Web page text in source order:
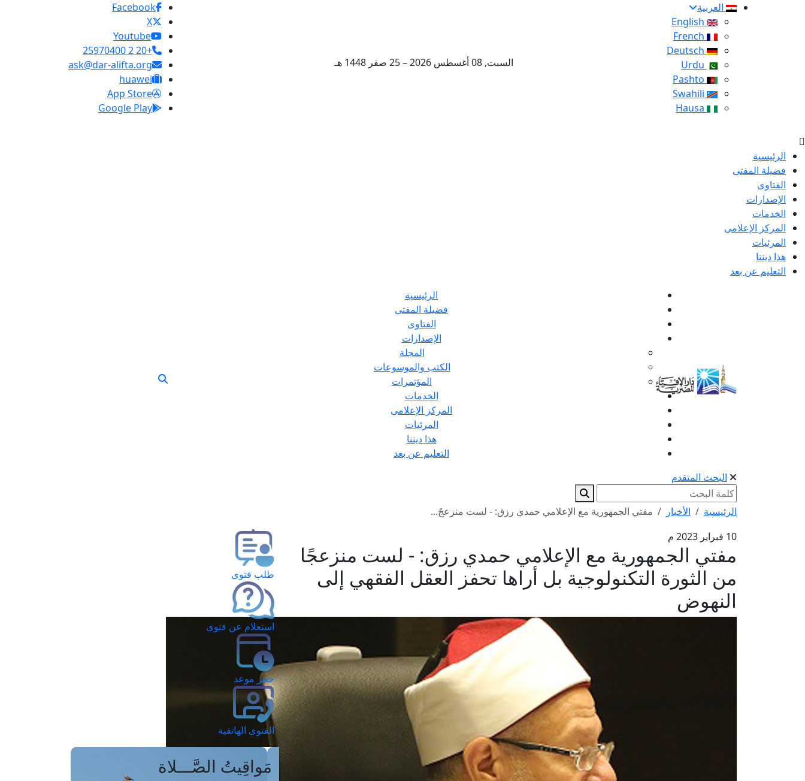
العربية
السبت, 08 أغسطس 2026 – 25 صفر 1448 هـ
Facebook
X
Youtube
+20 2 25970400
ask@dar-alifta.org
huawei
App Store
Google Play
الرئيسية
فضيلة المفتى
الفتاوى
الإصدارات
الخدمات
المركز الإعلامى
المرئيات
هذا ديننا
التعليم عن بعد
الرئيسية
فضيلة المفتى
الفتاوى
الإصدارات
المجلة
الكتب والموسوعات
المؤتمرات
الخدمات
المركز الإعلامى
المرئيات
هذا ديننا
التعليم عن بعد
البحث المتقدم
الرئيسية الأخبار
مفتي الجمهورية مع الإعلامي حمدي رزق: - لست منزعجً...
10 فبراير 2023 م
مفتي الجمهورية مع الإعلامي حمدي رزق: - لست منزعجًا
من الثورة التكنولوجية بل أراها تحفز العقل الفقهي إلى
النهوض
طلب فتوى
استعلام عن فتوى
حجز موعد
الفتوى الهاتفية
مَواقِيتُ الصَّـــلاة